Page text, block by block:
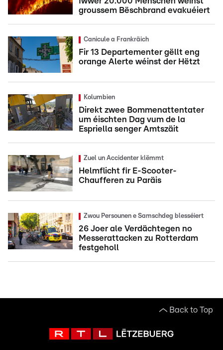
groussem Bëschbrand evakuéiert
Canicule a Frankräich
Fir 13 Departementer gëllt eng
orange Alerte wéinst der Hëtzt
Kolumbien
Direkt zwee Bommenattentater
um éischten Dag vum de la
Espriella senger Amtszäit
Zuel un Accidenter klëmmt
Helmflicht fir E-Scooter-
Chaufferen zu Paräis
Zwou Persounen e Samschdeg blesséiert
26 Joer ale Verdächtegen no
Messerattacken zu Rotterdam
festgeholl
Back to Top